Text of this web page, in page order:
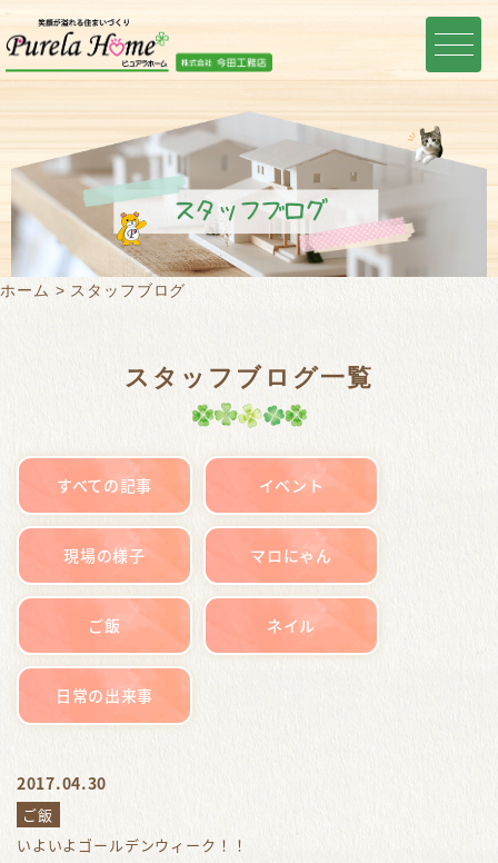
スタッフブログ
ホーム スタッフブログ
スタッフブログ一覧
すべての記事 イベント
現場の様子 マロにゃん
ご飯 ネイル
日常の出来事
2017.04.30
ご飯
いよいよゴールデンウィーク！！